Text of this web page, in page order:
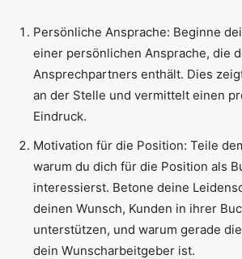
Persönliche Ansprache: Beginne
einer persönlichen Ansprache, die
Ansprechpartners enthält. Dies
an der Stelle und vermittelt einen
Eindruck.
Motivation für die Position: Teile
warum du dich für die Position als
interessierst. Betone deine
deinen Wunsch, Kunden in ihrer
unterstützen, und warum gerade
dein Wunscharbeitgeber ist.